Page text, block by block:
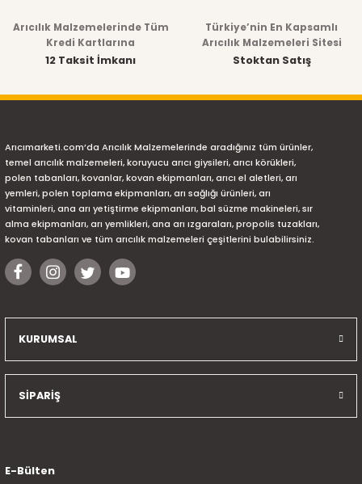
Arıcılık Malzemelerinde Tüm
Kredi Kartlarına
12 Taksit İmkanı
Türkiye’nin En Kapsamlı
Arıcılık Malzemeleri Sitesi
Stoktan Satış
Arıcımarketi.com’da Arıcılık Malzemelerinde aradığınız tüm ürünler,
temel arıcılık malzemeleri, koruyucu arıcı giysileri, arıcı körükleri,
polen tabanları, kovanlar, kovan ekipmanları, arıcı el aletleri, arı
yemleri, polen toplama ekipmanları, arı sağlığı ürünleri, arı
vitaminleri, ana arı yetiştirme ekipmanları, bal süzme makineleri, sır
alma ekipmanları, arı yemlikleri, ana arı ızgaraları, propolis tuzakları,
kovan tabanları ve tüm arıcılık malzemeleri çeşitlerini bulabilirsiniz.
KURUMSAL
SİPARİŞ
E-Bülten